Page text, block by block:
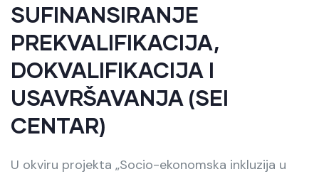
SUFINANSIRANJE
PREKVALIFIKACIJA,
DOKVALIFIKACIJA I
USAVRŠAVANJA (SEI
CENTAR)
U okviru projekta „Socio-ekonomska inkluzija u